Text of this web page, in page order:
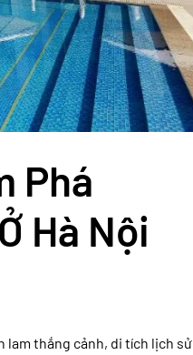
Phá
Hà Nội
lam thắng cảnh, di tích lịch sử